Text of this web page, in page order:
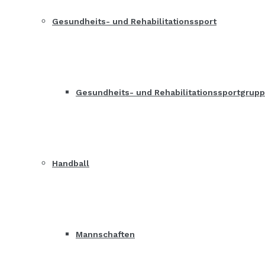
Gesundheits- und Rehabilitationssport
Gesundheits- und
Handball
Mannschaften